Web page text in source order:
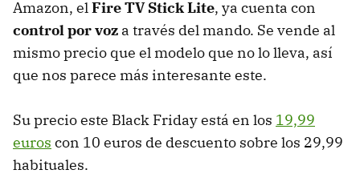
Amazon, elFire TV Stick Lite, ya cuenta con
control por voz a través del mando. Se vende al
mismo precio que el modelo que no lo lleva, así
que nos parece más interesante este.
Su precio este Black Friday está en los 19,99
euros con 10 euros de descuento sobre los 29,99
habituales.